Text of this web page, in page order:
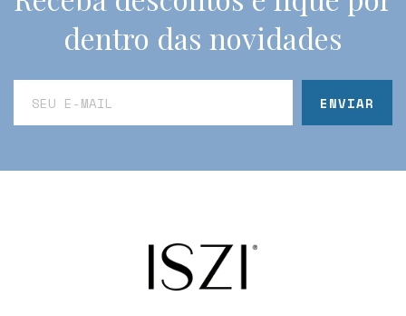
dentro das novidades